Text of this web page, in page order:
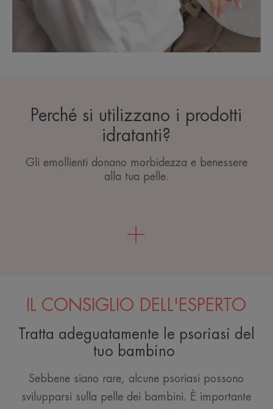
Perché si utilizzano i prodotti
idratanti?
Gli emollienti donano morbidezza e benessere
alla tua pelle.
IL CONSIGLIO DELL'ESPERTO
Tratta adeguatamente le psoriasi del
tuo bambino
Sebbene siano rare, alcune psoriasi possono
svilupparsi sulla pelle dei bambini. È importante